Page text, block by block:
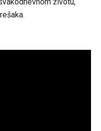
životu,